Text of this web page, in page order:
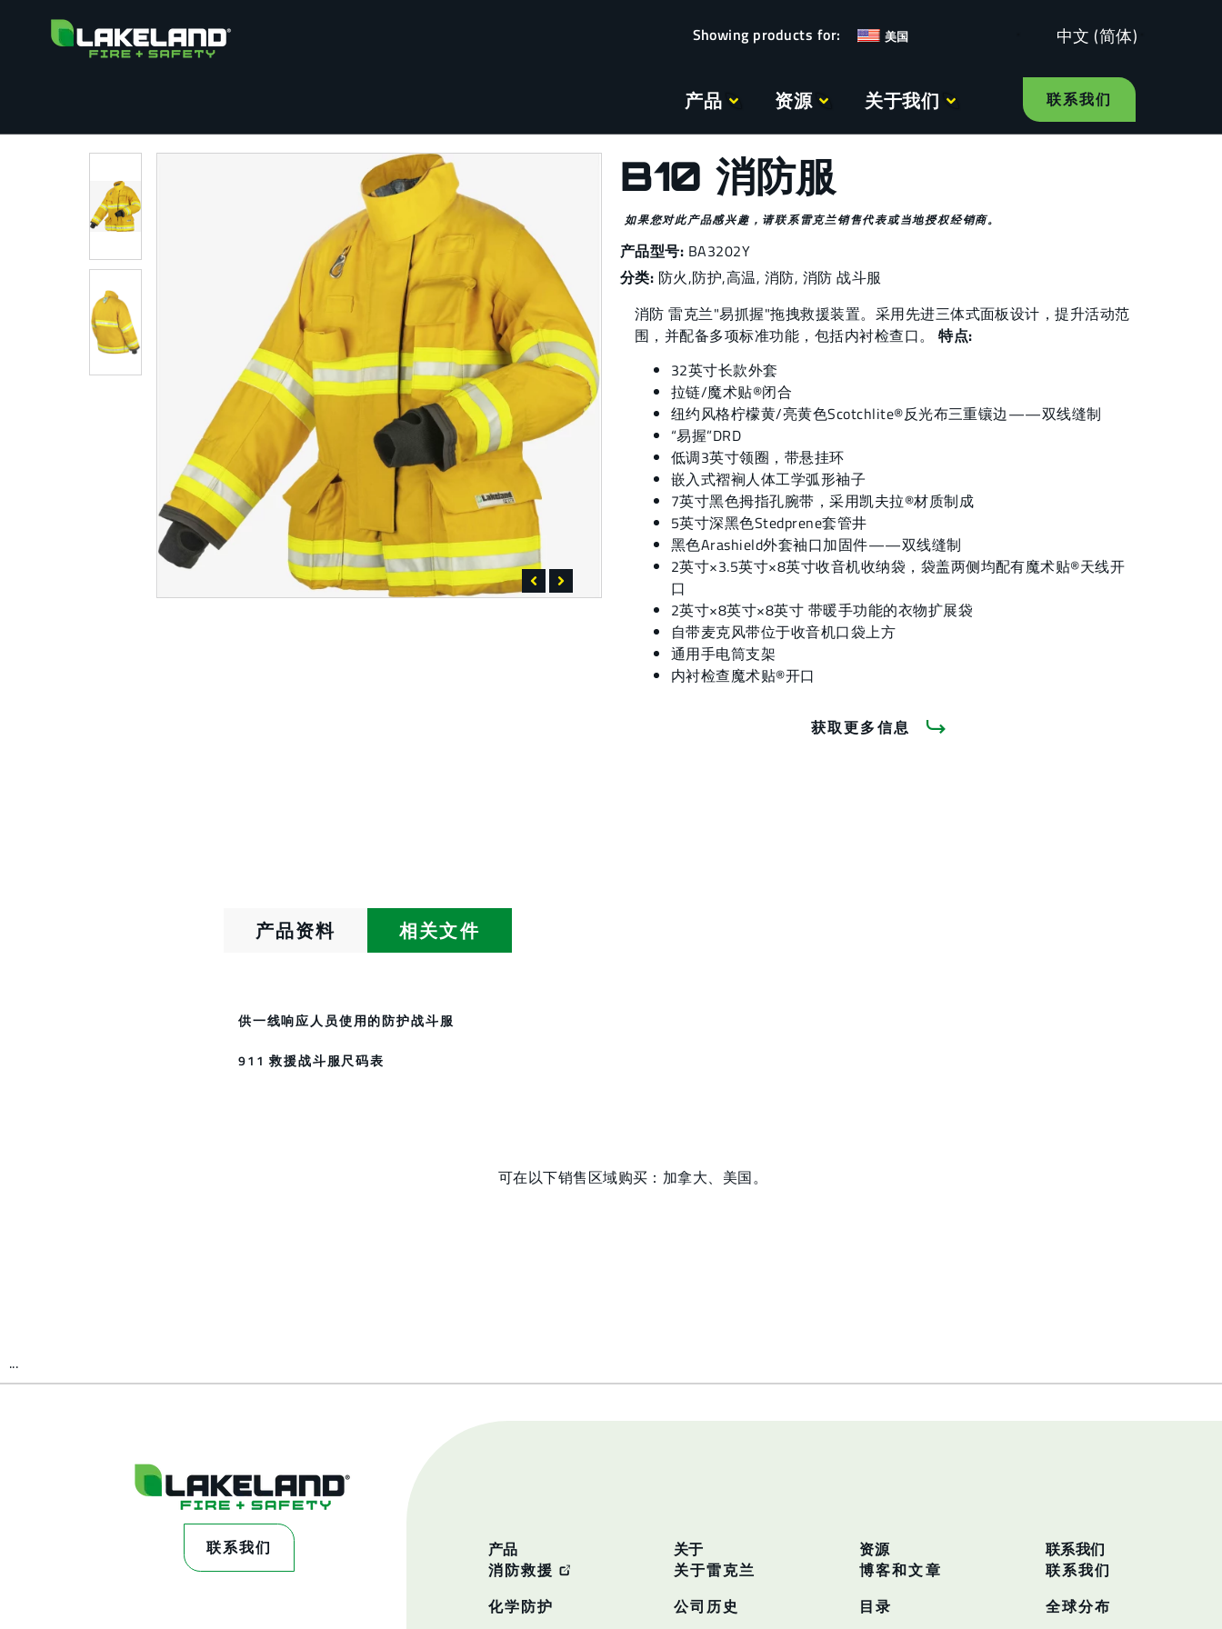
美国 中文 (简体)
产品 资源 关于我们 联系我们
B10 消防服
如果您对此产品感兴趣，请联系雷克兰销售代表或当地授权经销商。
产品型号: BA3202Y
分类: 防火,防护,高温, 消防, 消防 战斗服
消防 雷克兰"易抓握"拖拽救援装置。采用先进三体式面板设计，提升活动范
围，并配备多项标准功能，包括内衬检查口。
特点:
32英寸长款外套
拉链/魔术贴®闭合
纽约风格柠檬黄/亮黄色Scotchlite®反光布三重镶边——双线缝制
“易握”DRD
低调3英寸领圈，带悬挂环
嵌入式褶裥人体工学弧形袖子
7英寸黑色拇指孔腕带，采用凯夫拉®材质制成
5英寸深黑色Stedprene套管井
黑色Arashield外套袖口加固件——双线缝制
2英寸×3.5英寸×8英寸收音机收纳袋，袋盖两侧均配有魔术贴®天线开
口
2英寸×8英寸×8英寸 带暖手功能的衣物扩展袋
自带麦克风带位于收音机口袋上方
通用手电筒支架
内衬检查魔术贴®开口
获取更多信息
产品资料 相关文件
供一线响应人员使用的防护战斗服
911 救援战斗服尺码表
可在以下销售区域购买：加拿大、美国。
...
联系我们 产品
消防救援
化学防护
关于
关于雷克兰
公司历史
资源
博客和文章
目录
联系我们
联系我们
全球分布